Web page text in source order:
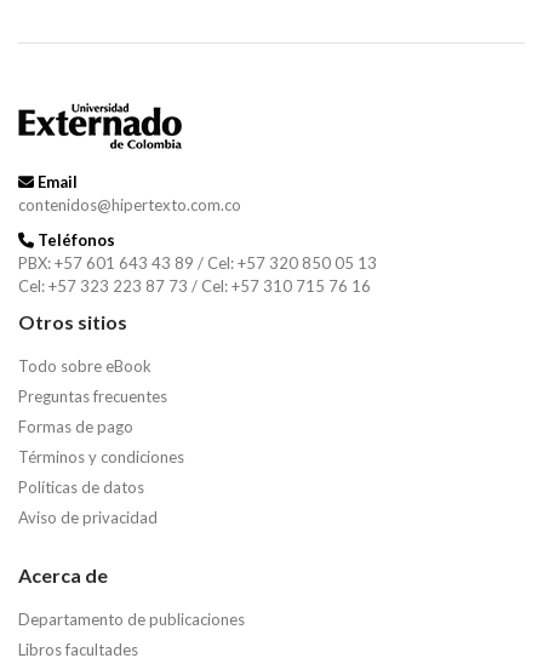
Email
contenidos@hipertexto.com.co
Teléfonos
PBX: +57 601 643 43 89 / Cel: +57 320 850 05 13
Cel: +57 323 223 87 73 / Cel: +57 310 715 76 16
Otros sitios
Todo sobre eBook
Preguntas frecuentes
Formas de pago
Términos y condiciones
Políticas de datos
Aviso de privacidad
Acerca de
Departamento de publicaciones
Libros facultades